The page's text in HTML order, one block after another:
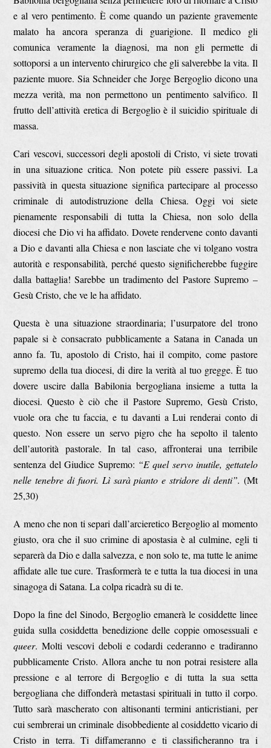
e al vero pentimento. È come quando un paziente gravemente
malato ha ancora speranza di guarigione. Il medico gli
comunica veramente la diagnosi, ma non gli permette di
sottoporsi a un intervento chirurgico che gli salverebbe la vita. Il
paziente muore. Sia Schneider che Jorge Bergoglio dicono una
mezza verità, ma non permettono un pentimento salvifico. Il
frutto dell’attività eretica di Bergoglio è il suicidio spirituale di
massa.
Cari vescovi, successori degli apostoli di Cristo, vi siete trovati
in una situazione critica. Non potete più essere passivi. La
passività in questa situazione significa partecipare al processo
criminale di autodistruzione della Chiesa. Oggi voi siete
pienamente responsabili di tutta la Chiesa, non solo della
diocesi che Dio vi ha affidato. Dovete rendervene conto davanti
a Dio e davanti alla Chiesa e non lasciate che vi tolgano vostra
autorità e responsabilità, perché questo significherebbe fuggire
dalla battaglia! Sarebbe un tradimento del Pastore Supremo –
Gesù Cristo, che ve le ha affidato.
Questa è una situazione straordinaria; l’usurpatore del trono
papale si è consacrato pubblicamente a Satana in Canada un
anno fa. Tu, apostolo di Cristo, hai il compito, come pastore
supremo della tua diocesi, di dire la verità al tuo gregge. È tuo
dovere uscire dalla Babilonia bergogliana insieme a tutta la
diocesi. Questo è ciò che il Pastore Supremo, Gesù Cristo,
vuole ora che tu faccia, e tu davanti a Lui renderai conto di
questo. Non essere un servo pigro che ha sepolto il talento
dell’autorità pastorale. In tal caso, affronterai una terribile
sentenza del Giudice Supremo: “E quel servo inutile, gettatelo
nelle tenebre di fuori. Lì sarà pianto e stridore di denti”. (Mt
25,30)
A meno che non ti separi dall’arcieretico Bergoglio al momento
giusto, ora che il suo crimine di apostasia è al culmine, egli ti
separerà da Dio e dalla salvezza, e non solo te, ma tutte le anime
affidate alle tue cure. Trasformerà te e tutta la tua diocesi in una
sinagoga di Satana. La colpa ricadrà su di te.
Dopo la fine del Sinodo, Bergoglio emanerà le cosiddette linee
guida sulla cosiddetta benedizione delle coppie omosessuali e
queer. Molti vescovi deboli e codardi cederanno e tradiranno
pubblicamente Cristo. Allora anche tu non potrai resistere alla
pressione e al terrore di Bergoglio e di tutta la sua setta
bergogliana che diffonderà metastasi spirituali in tutto il corpo.
Tutto sarà mascherato con altisonanti termini anticristiani, per
cui sembrerai un criminale disobbediente al cosiddetto vicario di
Cristo in terra. Ti diffameranno e ti classificheranno tra i